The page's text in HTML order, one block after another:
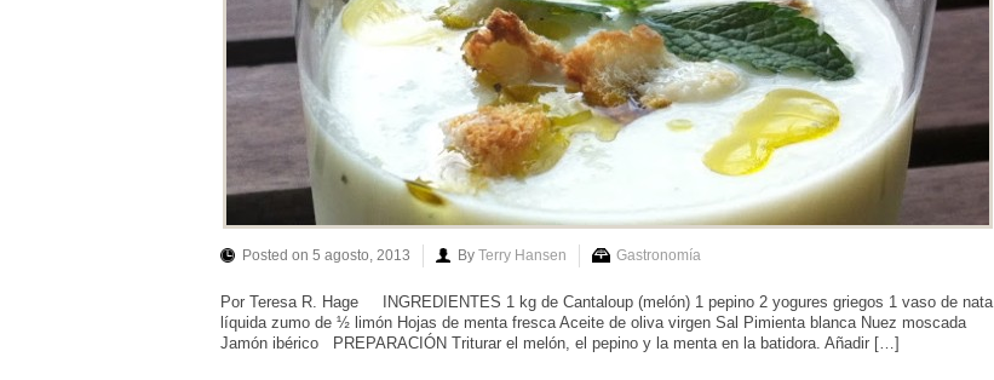
Posted on 5 agosto, 2013 By Terry Hansen Gastronomía
Por Teresa R. Hage INGREDIENTES 1 kg de Cantaloup (melón) 1 pepino 2 yogures griegos 1 vaso de nata
líquida zumo de ½ limón Hojas de menta fresca Aceite de oliva virgen Sal Pimienta blanca Nuez moscada
Jamón ibérico PREPARACIÓN Triturar el melón, el pepino y la menta en la batidora. Añadir […]